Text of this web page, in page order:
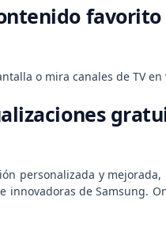
o mira canales de TV
personalizada y
innovadoras de Samsung.